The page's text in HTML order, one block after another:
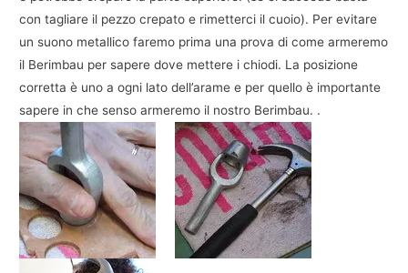
con tagliare il pezzo crepato e rimetterci il cuoio). Per evitare
un suono metallico faremo prima una prova di come armeremo
il Berimbau per sapere dove mettere i chiodi. La posizione
corretta è uno a ogni lato dell’arame e per quello è importante
sapere in che senso armeremo il nostro Berimbau. .